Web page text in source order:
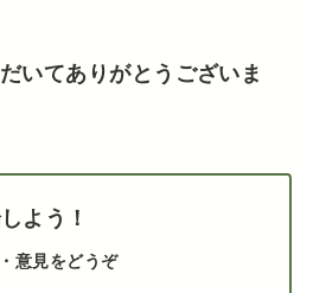
いてありがとうございま
よう！
意見をどうぞ